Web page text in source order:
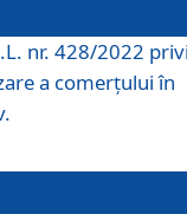
nr. 428/2022
a comerțului în